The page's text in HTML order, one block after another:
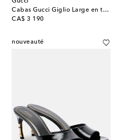
Cabas Gucci Giglio Large en toile GG
CA$ 3 190
original price
nouveauté